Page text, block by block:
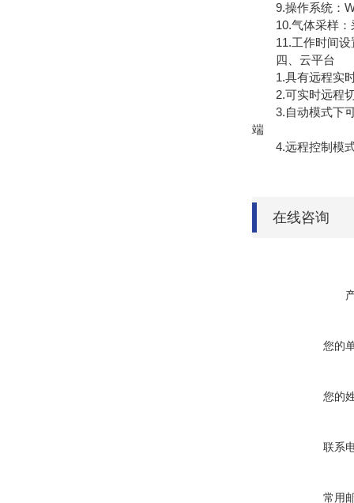
9.操作系统：
10.气体采样：采
11.工作时间设
四、云平台
1.具有远程实时
2.可实时远程切
3.自动模式下可
端
4.远程控制模式
在线咨询
您的
您的
联系
常用